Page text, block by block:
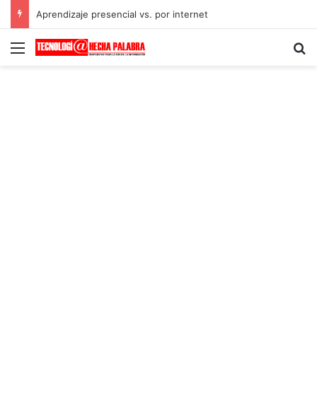
Aprendizaje presencial vs. por internet
Menú